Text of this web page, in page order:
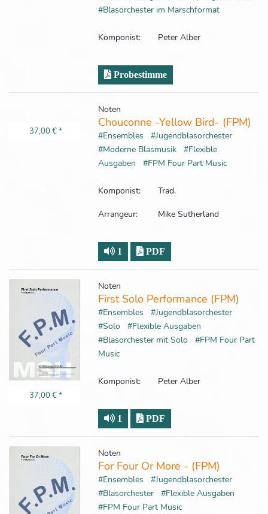
#Blasorchester im Marschformat
Komponist: Peter Alber
Probestimme
37,00 €*
Noten
Chouconne -Yellow Bird- (FPM)
#Ensembles
#Jugendblasorchester
#Moderne Blasmusik
#Flexible
Ausgaben
#FPM Four Part Music
Komponist:
Trad.
Arrangeur:
Mike Sutherland
1 PDF
37,00 €*
Noten
First Solo Performance (FPM)
#Ensembles
#Jugendblasorchester
#Solo
#Flexible Ausgaben
#Blasorchester mit Solo
#FPM Four Part
Music
Komponist: Peter Alber
1 PDF
Noten
For Four Or More - (FPM)
#Ensembles
#Jugendblasorchester
#Blasorchester
#Flexible Ausgaben
#FPM Four Part Music